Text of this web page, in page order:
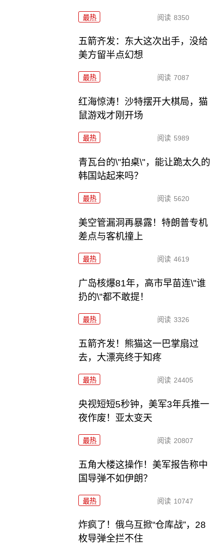
最热 阅读 8350
五箭齐发：东大这次出手，没给
美方留半点幻想
最热 阅读 7087
红海惊涛！沙特摆开大棋局，猫
鼠游戏才刚开场
最热 阅读 5989
青瓦台的\"拍桌\"，能让跪太久的
韩国站起来吗？
最热 阅读 5620
美空管漏洞再暴露！特朗普专机
差点与客机撞上
最热 阅读 4619
广岛核爆81年，高市早苗连\"谁
扔的\"都不敢提！
最热 阅读 3326
五箭齐发！熊猫这一巴掌扇过
去，大漂亮终于知疼
最热 阅读 24405
央视短短5秒钟，美军3年兵推一
夜作废！亚太变天
最热 阅读 20807
五角大楼这操作！美军报告称中
国导弹不如伊朗？
最热 阅读 10747
炸疯了！俄乌互掀“仓库战”，28
枚导弹全拦不住